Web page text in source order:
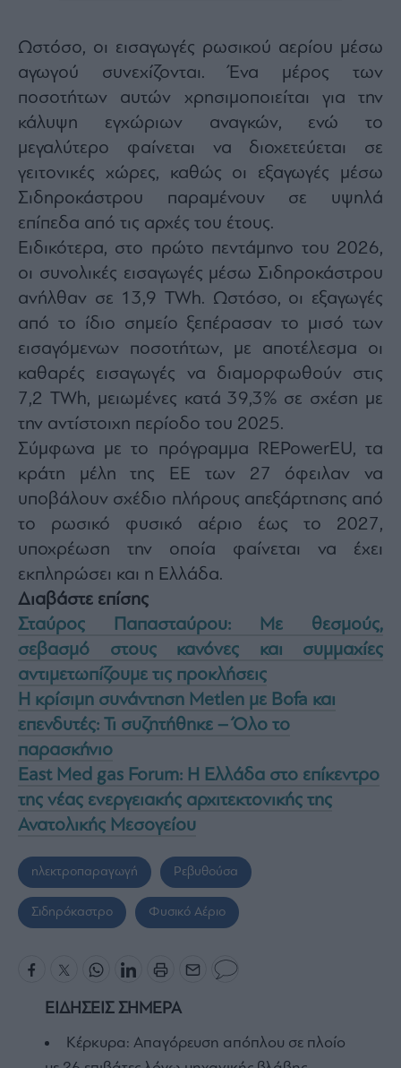
Ωστόσο, οι εισαγωγές ρωσικού αερίου μέσω
αγωγού συνεχίζονται. Ένα μέρος των
ποσοτήτων αυτών χρησιμοποιείται για την
κάλυψη εγχώριων αναγκών, ενώ το
μεγαλύτερο φαίνεται να διοχετεύεται σε
γειτονικές χώρες, καθώς οι εξαγωγές μέσω
Σιδηροκάστρου παραμένουν σε υψηλά
επίπεδα από τις αρχές του έτους.
Ειδικότερα, στο πρώτο πεντάμηνο του 2026,
οι συνολικές εισαγωγές μέσω Σιδηροκάστρου
ανήλθαν σε 13,9 TWh. Ωστόσο, οι εξαγωγές
από το ίδιο σημείο ξεπέρασαν το μισό των
εισαγόμενων ποσοτήτων, με αποτέλεσμα οι
καθαρές εισαγωγές να διαμορφωθούν στις
7,2 TWh, μειωμένες κατά 39,3% σε σχέση με
την αντίστοιχη περίοδο του 2025.
Σύμφωνα με το πρόγραμμα REPowerEU, τα
κράτη μέλη της ΕΕ των 27 όφειλαν να
υποβάλουν σχέδιο πλήρους απεξάρτησης από
το ρωσικό φυσικό αέριο έως το 2027,
υποχρέωση την οποία φαίνεται να έχει
εκπληρώσει και η Ελλάδα.
Διαβάστε επίσης
Σταύρος Παπασταύρου: Με θεσμούς,
σεβασμό στους κανόνες και συμμαχίες
αντιμετωπίζουμε τις προκλήσεις
Η κρίσιμη συνάντηση Metlen με Bofa και
επενδυτές: Τι συζητήθηκε – Όλο το
παρασκήνιο
East Med gas Forum: Η Ελλάδα στο επίκεντρο
της νέας ενεργειακής αρχιτεκτονικής της
Ανατολικής Μεσογείου
ηλεκτροπαραγωγή Ρεβυθούσα
Σιδηρόκαστρο Φυσικό Αέριο
ΕΙΔΗΣΕΙΣ ΣΗΜΕΡΑ
Κέρκυρα: Απαγόρευση απόπλου σε πλοίο